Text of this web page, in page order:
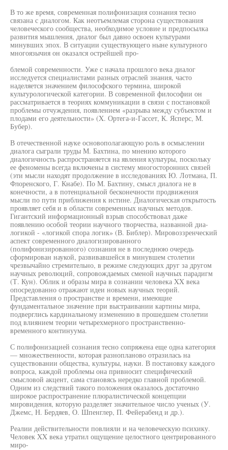
В то же время, современная полифонизация сознания тесно
связана с диалогом. Как неотъемлемая сторона существования
человеческого сообщества, необходимое условие и предпосылка
развития мышления, диалог был давно освоен культурами
минувших эпох. В ситуации существующего ныне культурного
многоязычия он оказался острейшей про-
блемой современности. Уже с начала прошлого века диалог
исследуется специалистами разных отраслей знания, часто
наделяется значением философского термина, широкой
культурологической категории. В современной философии он
рассматривается в теориях коммуникации в связи с постановкой
проблемы отчуждения, появлением «разрыва между субъектом и
плодами его деятельности» (X. Ортега-и-Гассет, К. Ясперс, М.
Бубер).
В отечественной науке основополагающую роль в осмыслении
диалога сыграли труды М. Бахтина, по мнению которого
диалогичность распространяется на явления культуры, поскольку
ее феномены всегда включены в систему многосторонних связей
(эти мысли находят продолжение в исследованиях Ю. Лотмана, П.
Флоренского, Г. Кнабе). По М. Бахтину, смысл диалога не в
конечности, а в потенциальной бесконечности продвижения
мысли по пути приближения к истине. Диалогическая открытость
проявляет себя и в области современных научных методов.
Гигантский информационный взрыв способствовал даже
появлению особой теории научного творчества, названной диа-
логикой - «логикой спора логик» (В. Библер). Мировоззренческий
аспект современного диалогизированного
(полифонизированного) сознания не в последнюю очередь
сформирован наукой, развивавшейся в минувшем столетии
чрезвычайно стремительно, в режиме следующих друг за другом
научных революций, сопровождаемых сменой научных парадигм
(Т. Кун). Облик и образы мира в сознании человека XX века
опосредованно отражают идеи новых научных теорий.
Представления о пространстве и времени, имеющие
фундаментальное значение при выстраивании картины мира,
подверглись кардинальному изменению в прошедшем столетии
под влиянием теории четырехмерного пространственно-
временного континуума.
С полифонизацией сознания тесно сопряжена еще одна категория
— множественности, которая разнопланово отразилась на
существовании общества, культуры, науки. В постановку каждого
вопроса, каждой проблемы она привносит специфический
смысловой акцент, сама становясь нередко главной проблемой.
Одним из следствий такого положения оказалось достаточно
широкое распространение плюралистической концепции
мировидения, которую разделяет значительное число ученых (У.
Джемс, Н. Бердяев, О. Шпенглер, П. Фейерабенд и др.).
Реалии действительности повлияли и на человеческую психику.
Человек XX века утратил ощущение целостного центрированного
миро-